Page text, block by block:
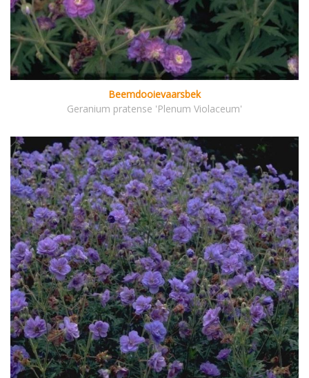
Beemdooievaarsbek
Geranium pratense 'Plenum Violaceum'